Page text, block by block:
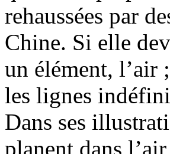
rehaussées par
Chine. Si elle
un élément, l’air
les lignes
Dans ses
planent dans